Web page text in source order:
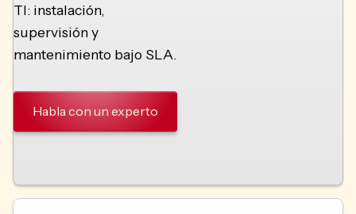
TI: instalación,
supervisión y
mantenimiento bajo SLA.
Habla con un experto